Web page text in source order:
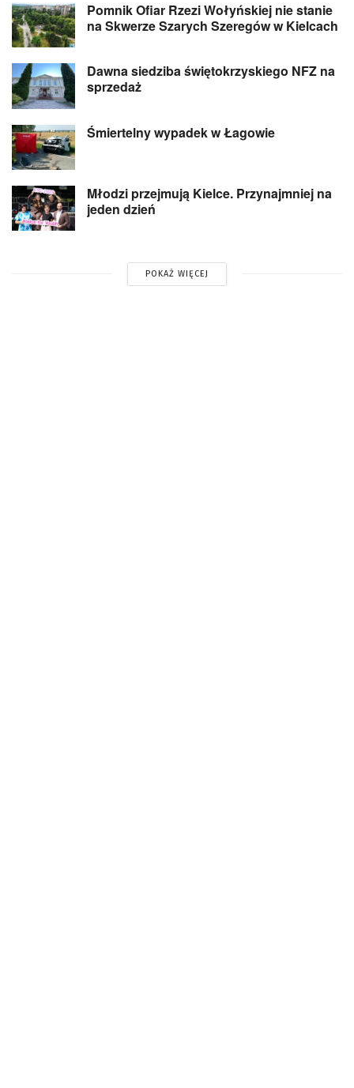
Pomnik Ofiar Rzezi Wołyńskiej nie stanie
na Skwerze Szarych Szeregów w Kielcach
Dawna siedziba świętokrzyskiego NFZ na
sprzedaż
Śmiertelny wypadek w Łagowie
Młodzi przejmują Kielce. Przynajmniej na
jeden dzień
POKAŻ WIĘCEJ